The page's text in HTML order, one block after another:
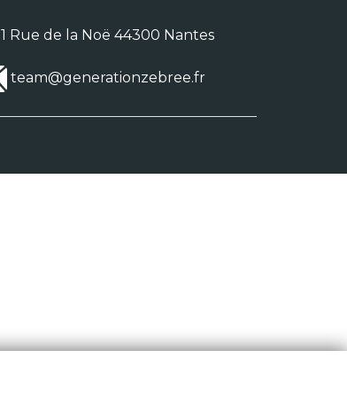
1 Rue de la Noë 44300 Nantes
team@generationzebree.fr